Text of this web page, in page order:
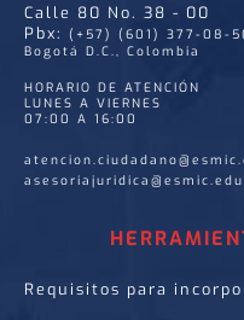
Calle 80 No. 38 - 00
Pbx:
(+57) (601) 377-08-
Bogotá D.C., Colombia
HORARIO DE ATENCIÓN
LUNES A VIERNES
07:00 A 16:00
Requisitos para